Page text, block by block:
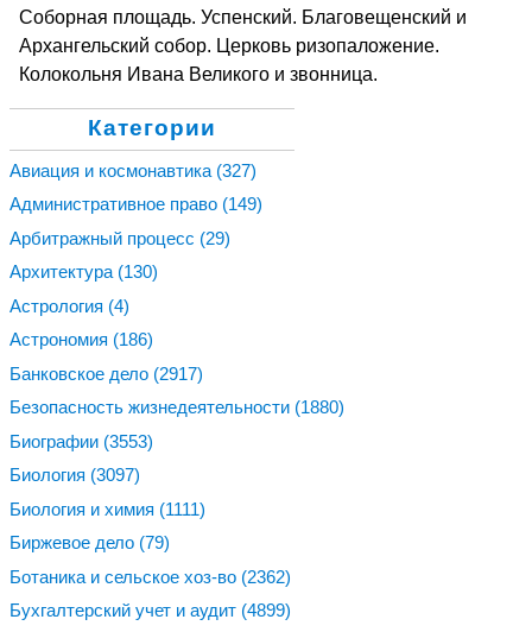
Соборная площадь. Успенский. Благовещенский и
Архангельский собор. Церковь ризопаложение.
Колокольня Ивана Великого и звонница.
Категории
Авиация и космонавтика (327)
Административное право (149)
Арбитражный процесс (29)
Архитектура (130)
Астрология (4)
Астрономия (186)
Банковское дело (2917)
Безопасность жизнедеятельности (1880)
Биографии (3553)
Биология (3097)
Биология и химия (1111)
Биржевое дело (79)
Ботаника и сельское хоз-во (2362)
Бухгалтерский учет и аудит (4899)